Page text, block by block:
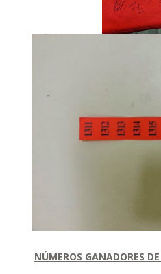
NÚMEROS GANADORES